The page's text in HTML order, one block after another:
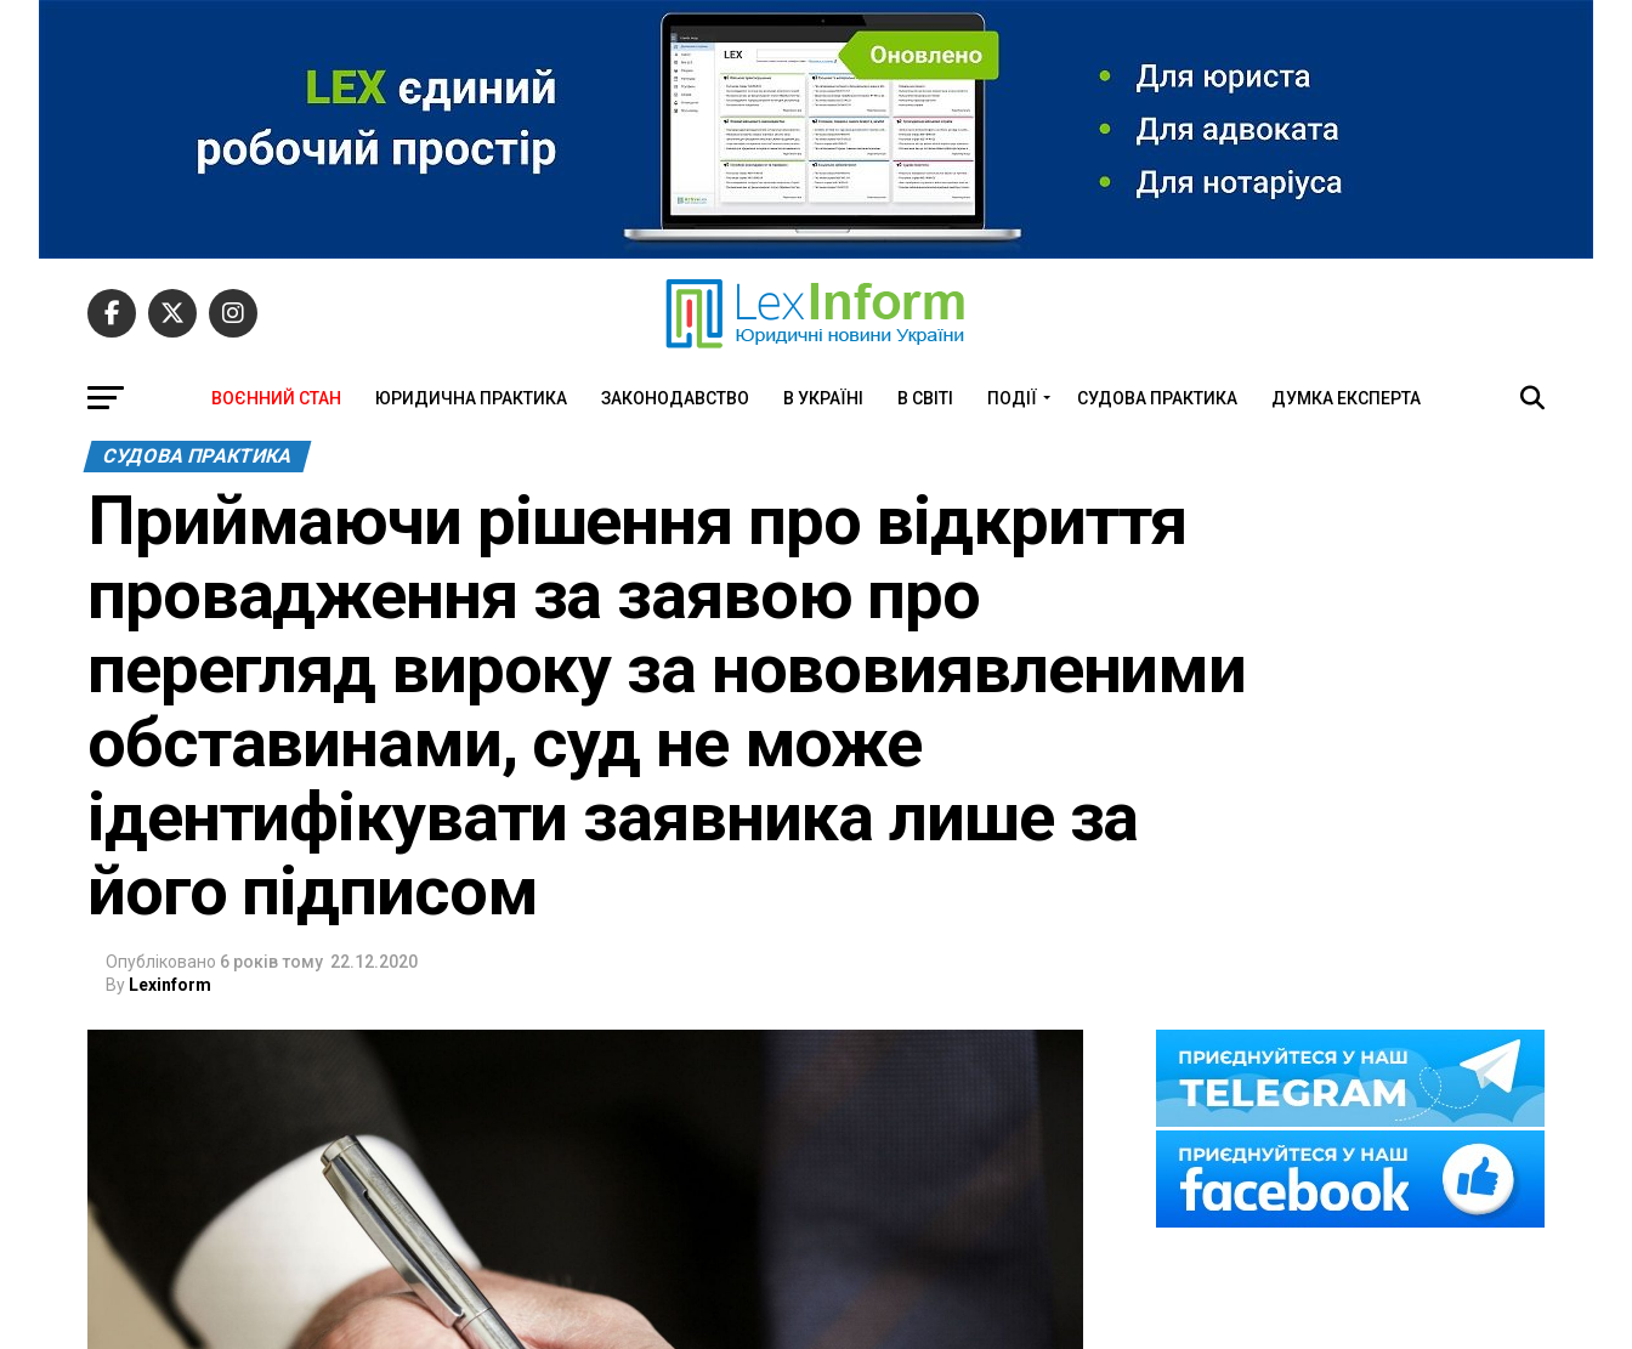
ВОЄННИЙ СТАН ЮРИДИЧНА ПРАКТИКА ЗАКОНОДАВСТВО В УКРАЇНІ В СВІТІ ПОДІЇ СУДОВА ПРАКТИКА ДУМКА ЕКСПЕРТА
СУДОВА ПРАКТИКА
Приймаючи рішення про відкриття
провадження за заявою про
перегляд вироку за нововиявленими
обставинами, суд не може
ідентифікувати заявника лише за
його підписом
Опубліковано 6 років тому 22.12.2020
By Lexinform